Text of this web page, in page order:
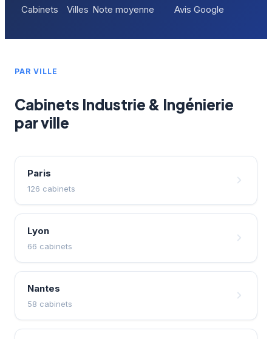
Cabinets Villes Note moyenne Avis Google
PAR VILLE
Cabinets Industrie & Ingénierie
par ville
Paris
126 cabinets
Lyon
66 cabinets
Nantes
58 cabinets